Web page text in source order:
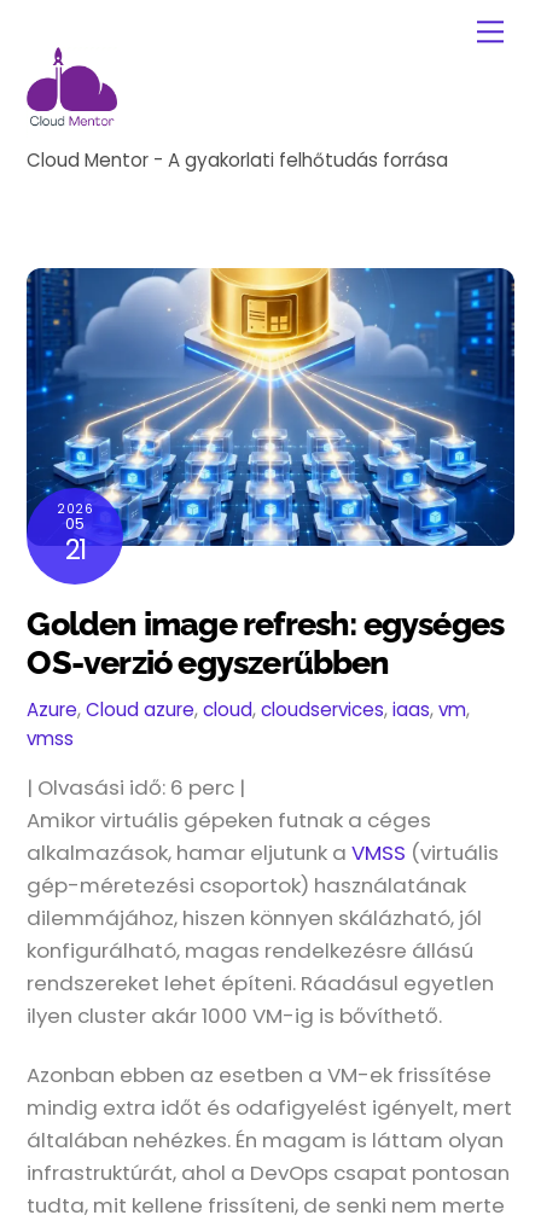
content
Cloud Mentor - A gyakorlati felhőtudás forrása
2026
05
21
Golden image refresh: egységes
OS-verzió egyszerűbben
Azure,Cloud azure,cloud,cloudservices,iaas,vm,
vmss
| Olvasási idő: 6 perc |
Amikor virtuális gépeken futnak a céges
alkalmazások, hamar eljutunk aVMSS (virtuális
gép-méretezési csoportok) használatának
dilemmájához, hiszen könnyen skálázható, jól
konfigurálható, magas rendelkezésre állású
rendszereket lehet építeni. Ráadásul egyetlen
ilyen cluster akár 1000 VM-ig is bővíthető.
Azonban ebben az esetben a VM-ek frissítése
mindig extra időt és odafigyelést igényelt, mert
általában nehézkes. Én magam is láttam olyan
infrastruktúrát, ahol a DevOps csapat pontosan
tudta, mit kellene frissíteni, de senki nem merte